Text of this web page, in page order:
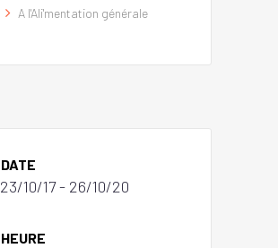
A l'Ali'mentation générale
DATE
23/10/17- 26/10/20
HEURE